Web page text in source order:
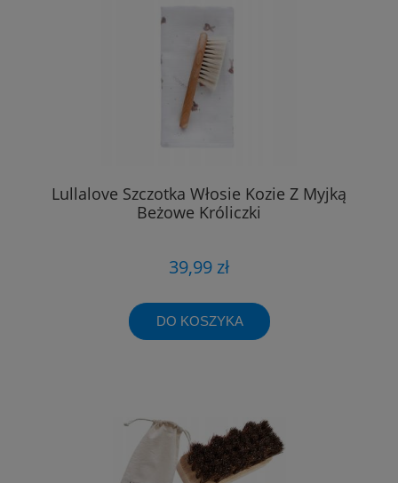
Lullalove Szczotka Włosie Kozie Z Myjką
Beżowe Króliczki
39,99 zł
DO KOSZYKA